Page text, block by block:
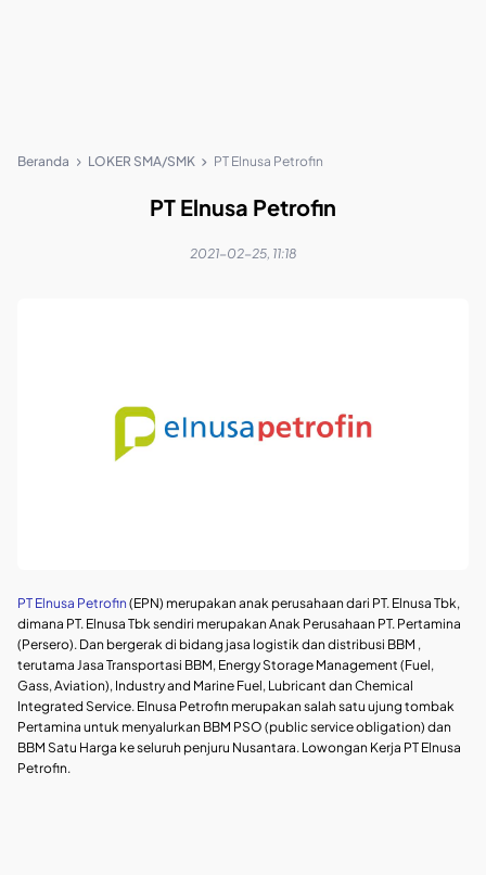
Beranda LOKER SMA/SMK PT Elnusa Petrofin
PT Elnusa Petrofin
2021-02-25, 11:18
PT Elnusa Petrofin (EPN) merupakan anak perusahaan dari PT. Elnusa Tbk,
dimana PT. Elnusa Tbk sendiri merupakan Anak Perusahaan PT. Pertamina
(Persero). Dan bergerak di bidang jasa logistik dan distribusi BBM ,
terutama Jasa Transportasi BBM, Energy Storage Management (Fuel,
Gass, Aviation), Industry and Marine Fuel, Lubricant dan Chemical
Integrated Service. Elnusa Petrofin merupakan salah satu ujung tombak
Pertamina untuk menyalurkan BBM PSO (public service obligation) dan
BBM Satu Harga ke seluruh penjuru Nusantara. Lowongan Kerja PT Elnusa
Petrofin.